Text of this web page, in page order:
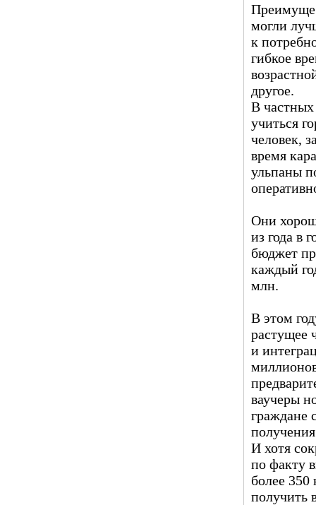
могли
к
гибкое
другое.
В
учиться
человек,
время
ульпаны
Они
из года в
бюджет
каждый
млн.
В этом
растущее
и
ваучеры
граждане
И хотя
по факту
более 350
получить